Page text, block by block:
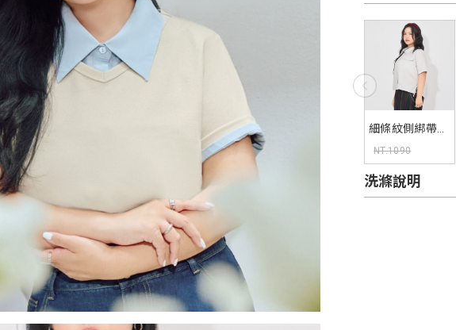
細條紋側綁帶襯
衫 MORE U 中大
尺碼上衣
NT.1090
NT.534
洗滌說明